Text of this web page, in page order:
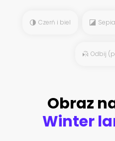
Czerń i biel Sepia
Odbij
Obraz
Winter